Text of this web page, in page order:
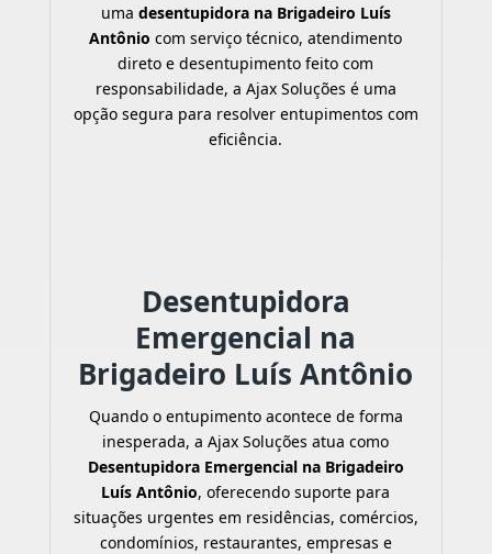
uma desentupidora na Brigadeiro Luís
Antônio com serviço técnico, atendimento
direto e desentupimento feito com
responsabilidade, a Ajax Soluções é uma
opção segura para resolver entupimentos com
eficiência.
Desentupidora
Emergencial na
Brigadeiro Luís Antônio
Quando o entupimento acontece de forma
inesperada, a Ajax Soluções atua como
Desentupidora Emergencial na Brigadeiro
Luís Antônio, oferecendo suporte para
situações urgentes em residências, comércios,
condomínios, restaurantes, empresas e